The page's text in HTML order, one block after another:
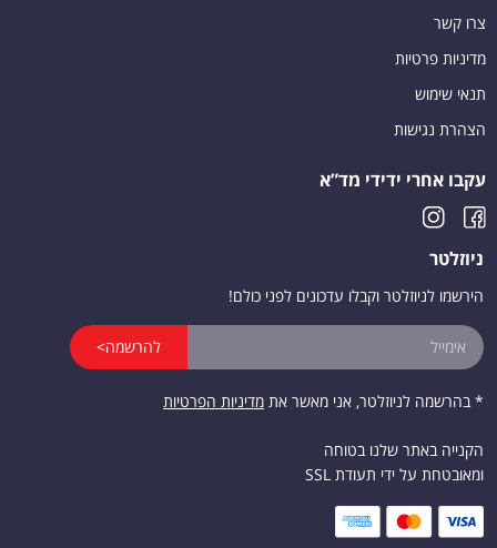
צרו קשר
מדיניות פרטיות
תנאי שימוש
הצהרת נגישות
עקבו אחרי ידידי מד”א
ניוזלטר
הירשמו לניוזלטר וקבלו עדכונים לפני כולם!
להרשמה>
* בהרשמה לניוזלטר, אני מאשר את מדיניות הפרטיות
הקנייה באתר שלנו בטוחה
ומאובטחת על ידי תעודת SSL